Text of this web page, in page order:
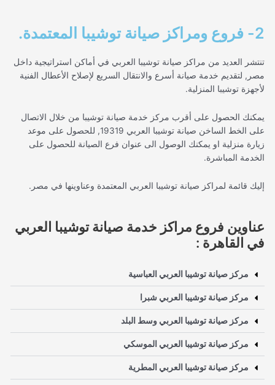
2- فروع ومراكز صيانة توشيبا المعتمدة.
تنتشر العديد من مراكز صيانة توشيبا العربي في أماكن استراتيجية داخل
مصر, لتقديم خدمة صيانة أسرع والانتقال السريع لإصلاح الأعطال الفنية
لأجهزة توشيبا المنزلية.
يمكنك الحصول على أقرب مركز خدمة صيانة توشيبا من خلال الاتصال
على الخط الساخن صيانة توشيبا العربي 19319, للحصول على موعد
زيارة منزلية او يمكنك الوصول الى عنوان فرع الصيانة للحصول على
الخدمة المباشرة.
إليك قائمة لمراكز صيانة توشيبا العربي المعتمدة وعناوينها في مصر.
عناوين فروع مراكز خدمة صيانة توشيبا العربي
في القاهرة :
مركز صيانة توشيبا العربي العباسية
مركز صيانة توشيبا العربي شبرا
مركز صيانة توشيبا العربي وسط البلد
مركز صيانة توشيبا العربي الموسكي
مركز صيانة توشيبا العربي المطرية